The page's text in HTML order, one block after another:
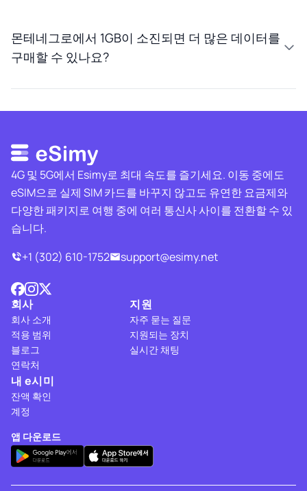
몬테네그로에서 1GB이 소진되면 더 많은 데이터를
구매할 수 있나요?
4G 및 5G에서 Esimy로 최대 속도를 즐기세요. 이동 중에도
eSIM으로 실제 SIM 카드를 바꾸지 않고도 유연한 요금제와
다양한 패키지로 여행 중에 여러 통신사 사이를 전환할 수 있
습니다.
+1 (302) 610-1752
support@esimy.net
회사
회사 소개
적용 범위
블로그
연락처
지원
자주 묻는 질문
지원되는 장치
실시간 채팅
내 e시미
잔액 확인
계정
앱 다운로드